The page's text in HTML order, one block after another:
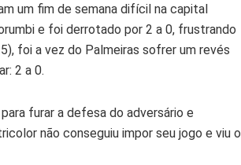
um fim de semana difícil na capital
e foi derrotado por 2 a 0, frustrando
foi a vez do Palmeiras sofrer um revés
2 a 0.
furar a defesa do adversário e
não conseguiu impor seu jogo e viu o